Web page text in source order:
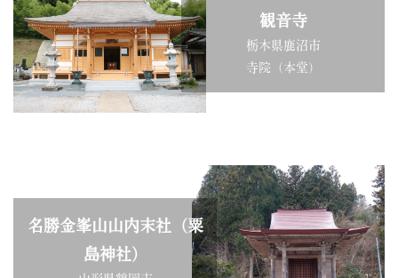
観音寺
栃木県鹿沼市
寺院（本堂）
名勝金峯山山内末社（粟
島神社）